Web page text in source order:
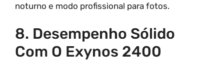
noturno e modo profissional para fotos.
8. Desempenho Sólido
Com O Exynos 2400